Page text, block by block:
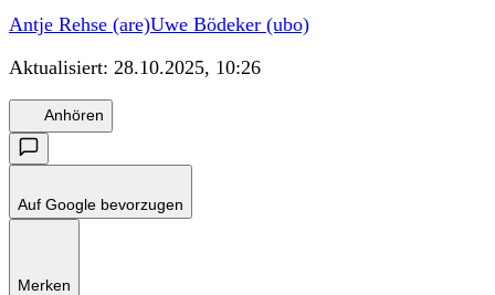
Antje Rehse (are)Uwe Bödeker (ubo)
Aktualisiert: 28.10.2025, 10:26
Anhören
Auf Google bevorzugen
Merken